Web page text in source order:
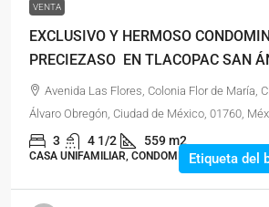
VENTA
EXCLUSIVO Y HERMOSO
PRECIEZASO EN TLACOPAC SAN
Avenida Las Flores, Colonia Flor de María,
Álvaro Obregón, Ciudad de México, 01760,
3 4 1/2 559 m2
CASA UNIFAMILIAR, CONDOMINIO, RESIDENCIAL
Etiqueta del